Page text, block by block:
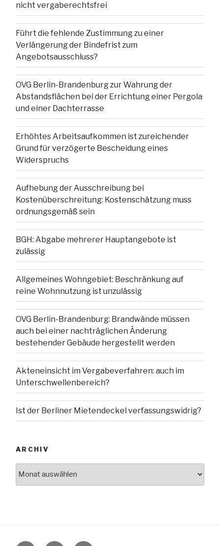
nicht vergaberechtsfrei
Führt die fehlende Zustimmung zu einer
Verlängerung der Bindefrist zum
Angebotsausschluss?
OVG Berlin-Brandenburg zur Wahrung der
Abstandsflächen bei der Errichtung einer Pergola
und einer Dachterrasse
Erhöhtes Arbeitsaufkommen ist zureichender
Grund für verzögerte Bescheidung eines
Widerspruchs
Aufhebung der Ausschreibung bei
Kostenüberschreitung: Kostenschätzung muss
ordnungsgemäß sein
BGH: Abgabe mehrerer Hauptangebote ist
zulässig
Allgemeines Wohngebiet: Beschränkung auf
reine Wohnnutzung ist unzulässig
OVG Berlin-Brandenburg: Brandwände müssen
auch bei einer nachträglichen Änderung
bestehender Gebäude hergestellt werden
Akteneinsicht im Vergabeverfahren: auch im
Unterschwellenbereich?
Ist der Berliner Mietendeckel verfassungswidrig?
ARCHIV